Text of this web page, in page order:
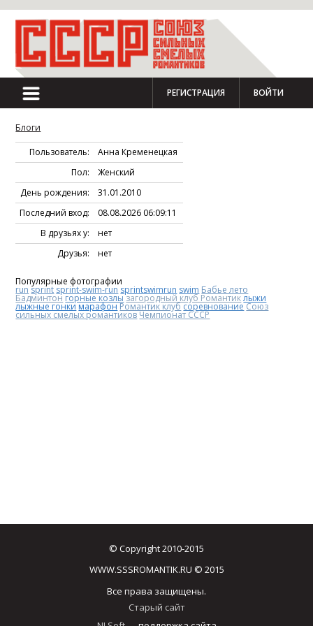
РЕГИСТРАЦИЯ ВОЙТИ
Блоги
Пользователь:
Анна Кременецкая
Пол:
Женский
День рождения:
31.01.2010
Последний вход:
08.08.2026 06:09:11
В друзьях у:
нет
Друзья:
нет
Популярные фотографии
run sprint sprint-swim-run sprintswimrun swim Бабье лето
Бадминтонгорные козлы загородный клуб Романтиклыжи
лыжные гонки марафонРомантик клубсоревнованиеСоюз
сильных смелых романтиковЧемпионат СССР
© Copyright 2010-2015
WWW.SSSROMANTIK.RU © 2015
Все права защищены.
Старый сайт